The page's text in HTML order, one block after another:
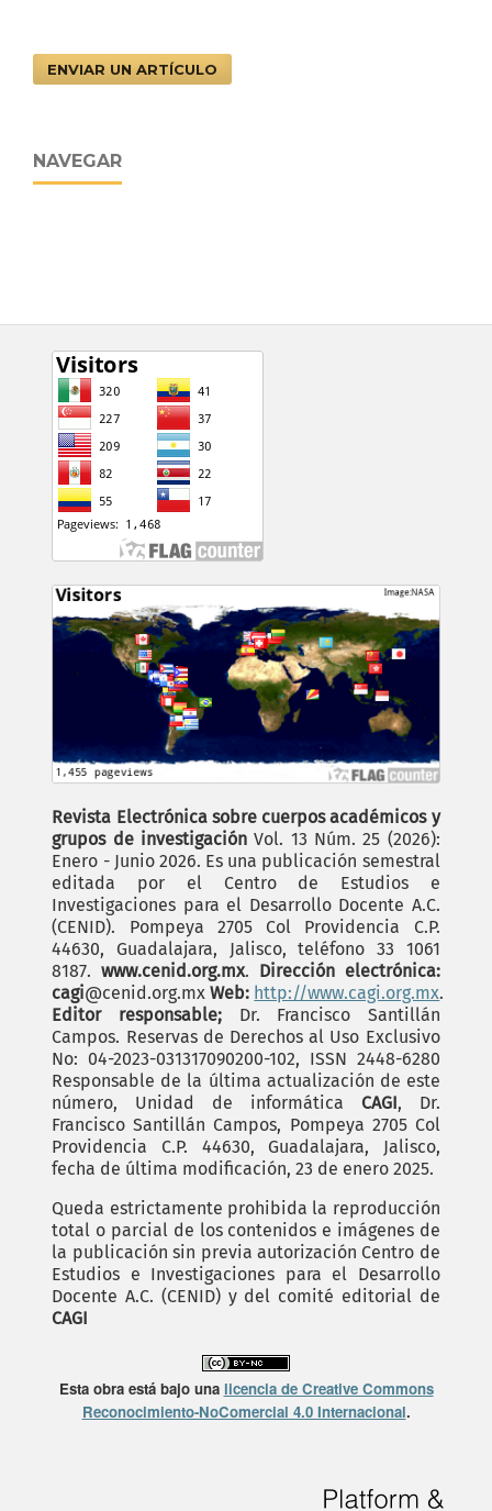
ENVIAR UN ARTÍCULO
NAVEGAR
Revista Electrónica sobre cuerpos académicos y
grupos de investigación Vol. 13 Núm. 25 (2026):
Enero - Junio 2026. Es una publicación semestral
editada por el Centro de Estudios e
Investigaciones para el Desarrollo Docente A.C.
(CENID). Pompeya 2705 Col Providencia C.P.
44630, Guadalajara, Jalisco, teléfono 33 1061
8187.www.cenid.org.mx. Dirección electrónica:
cagi@cenid.org.mxWeb: http://www.cagi.org.mx.
Editor responsable;Dr. Francisco Santillán
Campos. Reservas de Derechos al Uso Exclusivo
No: 04-2023-031317090200-102, ISSN 2448-6280
Responsable de la última actualización de este
número, Unidad de informática CAGI, Dr.
Francisco Santillán Campos, Pompeya 2705 Col
Providencia C.P. 44630, Guadalajara, Jalisco,
fecha de última modificación, 23 de enero 2025.
Queda estrictamente prohibida la reproducción
total o parcial de los contenidos e imágenes de
la publicación sin previa autorización Centro de
Estudios e Investigaciones para el Desarrollo
Docente A.C. (CENID) y del comité editorial de
CAGI
Esta obra está bajo una licencia de Creative Commons
Reconocimiento-NoComercial 4.0 Internacional.